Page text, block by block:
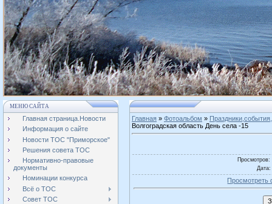
МЕНЮ САЙТА
Главная страница.Новости
Информация о сайте
Новости ТОС "Приморское"
Решения совета ТОС
Нормативно-правовые
документы
Номинации конкурса
Всё о ТОС
Совет ТОС
Главная » Фотоальбом »
Волгоградская область День села -15
Просмотров:
Дата:
Просмотреть